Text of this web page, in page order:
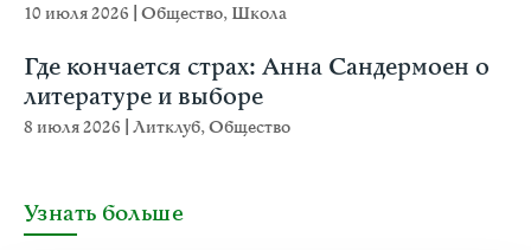
10 июля 2026 Общество, Школа
Где кончается страх: Анна Сандермоен о
литературе и выборе
8 июля 2026 Литклуб,Общество
Узнать больше